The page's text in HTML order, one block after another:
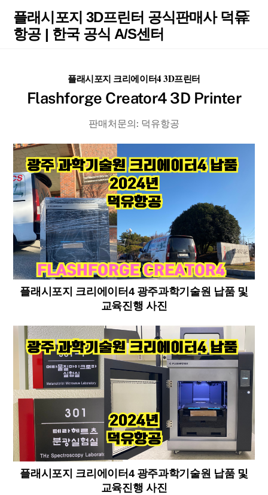
content
플래시포지 3D프린터 공식판매사 덕유
항공 | 한국 공식 A/S센터
플래시포지 크리에이터4 3D프린터
Flashforge Creator4 3D Printer
판매처문의: 덕유항공
플래시포지 크리에이터4 광주과학기술원 납품 및
교육진행 사진
플래시포지 크리에이터4 광주과학기술원 납품 및
교육진행 사진